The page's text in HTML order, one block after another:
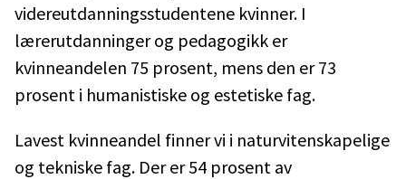
videreutdanningsstudentene kvinner. I
lærerutdanninger og pedagogikk er
kvinneandelen 75 prosent, mens den er 73
prosent i humanistiske og estetiske fag.
Lavest kvinneandel finner vi i naturvitenskapelige
og tekniske fag. Der er 54 prosent av